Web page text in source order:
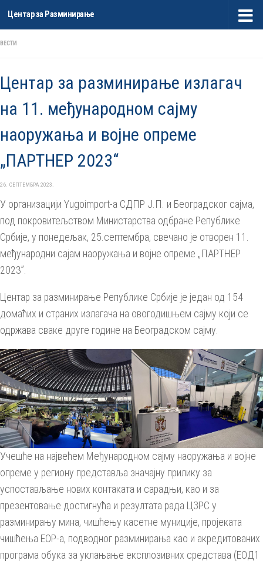
Skip to content
Центар за Разминирање
ВЕСТИ
Центар за разминирање излагач
на 11. међународном сајму
наоружања и војне опреме
„ПАРТНЕР 2023“
26. СЕПТЕМБРА 2023.
У организацији Yugoimport-a СДПР Ј.П. и Београдског сајма,
под покровитељством Министарства одбране Републике
Србије, у понедељак, 25.септембра, свечано је отворен 11.
међународни сајам наоружања и војне опреме „ПАРТНЕР
2023”.
Центар за разминирање Републике Србије је један од 154
домаћих и страних излагача на овогодишњем сајму који се
одржава сваке друге године на Београдском сајму.
Учешће на највећем Међународном сајму наоружања и војне
опреме у региону представља значајну прилику за
успостављање нових контаката и сарадњи, као и за
презентовање достигнућа и резултата рада ЦЗРС у
разминирању мина, чишћењу касетне муниције, пројеката
чишћења ЕОР-а, подводног разминирања као и акредитованих
програма обука за уклањање експлозивних средстава (ЕОД1